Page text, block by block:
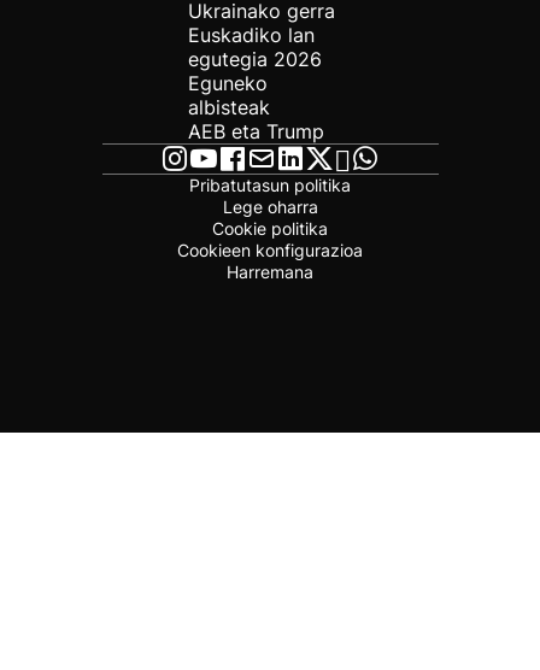
Ukrainako gerra
Euskadiko lan
egutegia 2026
Eguneko
albisteak
AEB eta Trump
Pribatutasun politika
Lege oharra
Cookie politika
Cookieen konfigurazioa
Harremana